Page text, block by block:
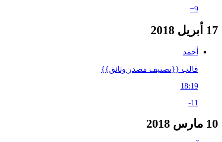
+9
17 أبريل 2018
أحمد
قالب {{تصنيف مصدر وثائق}}
18:19
-11
10 مارس 2018